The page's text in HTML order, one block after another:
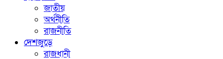
জাতীয়
অর্থনীতি
রাজনীতি
দেশজুড়ে
রাজধানী